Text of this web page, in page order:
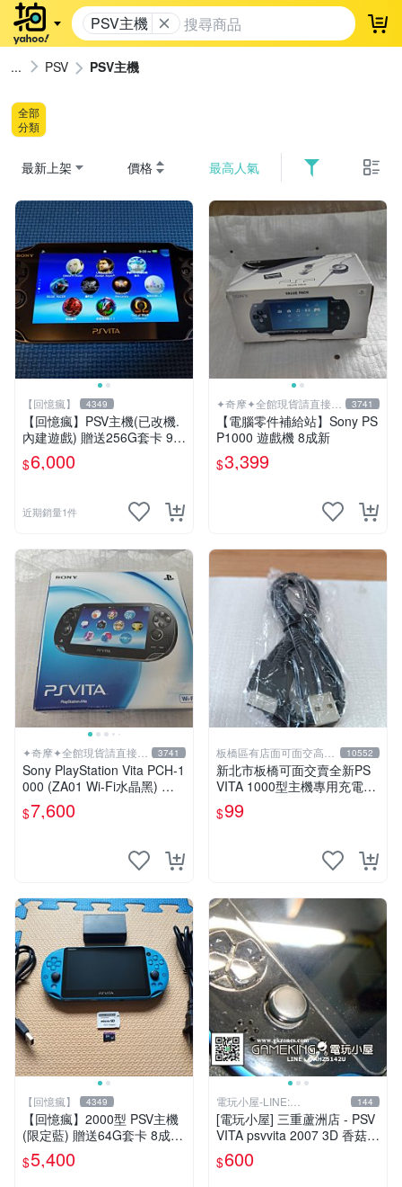
PSV主機 登
PSV PSV主機
全部
分類
最新上架 價格 最高人氣
【回憶瘋】 4349
【回憶瘋】PSV主機(已改機.
內建遊戲) 贈送256G套卡 9成
新 遊戲機 PSVITA
$6,000
近期銷量1件
✦奇摩✦全館現貨請直接下
標
3741
【電腦零件補給站】Sony PS
P1000 遊戲機 8成新
$3,399
✦奇摩✦全館現貨請直接下
標
3741
Sony PlayStation Vita PCH-1
000 (ZA01 Wi-Fi水晶黑) 掌
上遊戲機 5英吋多點觸控螢幕
$7,600
板橋區有店面可面交高價
回收電玩
10552
新北市板橋可面交賣全新PS
VITA 1000型主機專用充電
線....超便宜只賣99元
$99
【回憶瘋】 4349
【回憶瘋】2000型 PSV主機
(限定藍) 贈送64G套卡 8成5
新 遊戲機 PSVITA
$5,400
電玩小屋-LINE:
@AHZ5142U
144
[電玩小屋] 三重蘆洲店 - PSV
VITA psvvita 2007 3D 香菇
方向 類比 故障 [維修]
$600